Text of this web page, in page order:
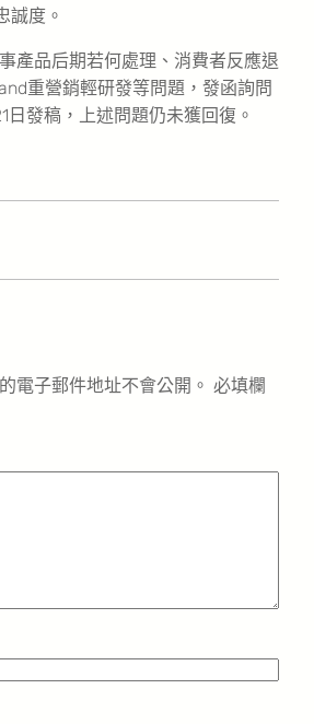
誠度。
產品后期若何處理、消費者反應退
重營銷輕研發等問題，發函詢問
日發稿，上述問題仍未獲回復。
電子郵件地址不會公開。 必填欄